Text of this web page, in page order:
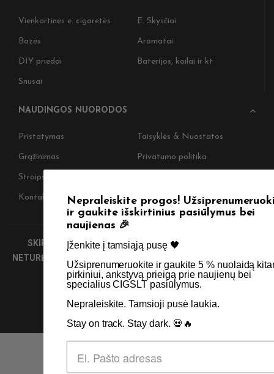
Vienkartinės e. cigaretės E. Skysčiai
Bazės Aromatai
DIY priedai Baterijos, koilai ir kt
Snusai
NAUDINGOS NUORODOS
Pristatymas Taisyklės & Nuostatos
Grąžinimas Privatumo politika
Straipsniai
Kontaktai Didmenos užklausos
SKIRTA TIK SUAUGUSIEMS NIKOTINO VARTOTOJAMS.
NETURĖTUMĖTE NAUDOTI ŠIŲ PRODUKTŲ, JEI NEVARTOJATE
NIKOTINO.
© 2026 Visos teisės saugomos - CigsLT.app
Nepraleiskite progos! Užsiprenumeruokite
ir gaukite išskirtinius pasiūlymus bei
naujienas 🎉
Įženkite į tamsiąją pusę 🖤 ​
Užsiprenumeruokite ir gaukite 5 % nuolaidą kitam
pirkiniui, ankstyvą prieigą prie naujienų bei
specialius CIGSLT pasiūlymus. ​
Nepraleiskite. Tamsioji pusė laukia.
Stay on track. Stay dark. 💀🔥